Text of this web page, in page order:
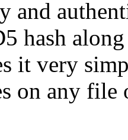
and
hash
it very
on any